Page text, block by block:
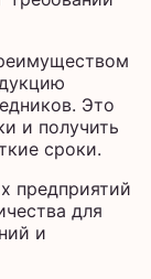
Это
и получить
сроки.
предприятий
для
и